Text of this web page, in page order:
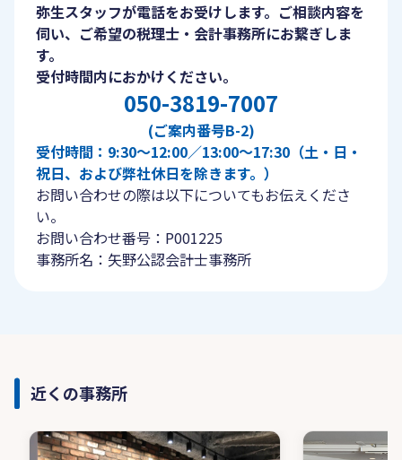
弥生スタッフが電話をお受けします。ご相談内容を
伺い、ご希望の税理士・会計事務所にお繋ぎしま
す。
受付時間内におかけください。
050-3819-7007
(ご案内番号B-2)
受付時間：9:30〜12:00／13:00〜17:30（土・日・
祝日、および弊社休日を除きます。）
お問い合わせの際は以下についてもお伝えくださ
い。
お問い合わせ番号：P001225
事務所名：矢野公認会計士事務所
近くの事務所